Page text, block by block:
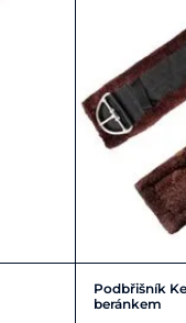
Podbřišník
beránkem